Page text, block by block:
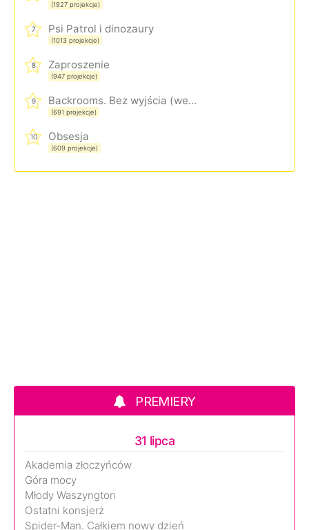
(1927 projekcje)
7 Psi Patrol i dinozaury
(1013 projekcje)
8 Zaproszenie
(947 projekcje)
9 Backrooms. Bez wyjścia (wersja rozszerzona)
(691 projekcje)
10 Obsesja
(609 projekcje)
PREMIERY
31 lipca
Akademia złoczyńców
Góra mocy
Młody Waszyngton
Ostatni konsjerż
Spider-Man. Całkiem nowy dzień